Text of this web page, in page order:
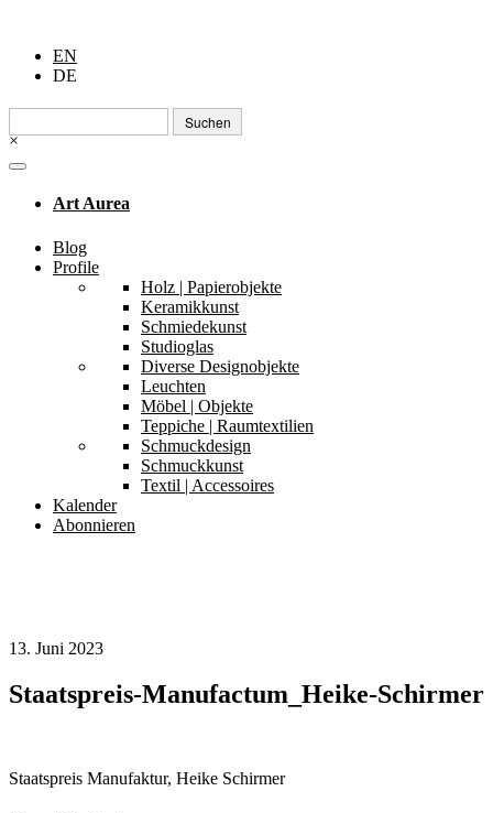
EN
DE
Suchen
nach:
×
Art Aurea
Blog
Profile
Holz | Papierobjekte
Keramikkunst
Schmiedekunst
Studioglas
Diverse Designobjekte
Leuchten
Möbel | Objekte
Teppiche | Raumtextilien
Schmuckdesign
Schmuckkunst
Textil | Accessoires
Kalender
Abonnieren
13. Juni 2023
Staatspreis-Manufactum_Heike-Schirmer
Staatspreis Manufaktur, Heike Schirmer